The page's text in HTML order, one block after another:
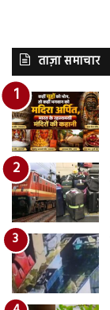
ताज़ा समाचार